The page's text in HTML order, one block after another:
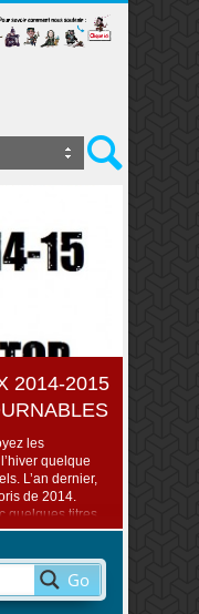
2014-2015
les
quelque
L’an dernier,
de 2014.
quelques titres
sorties qui a
Go